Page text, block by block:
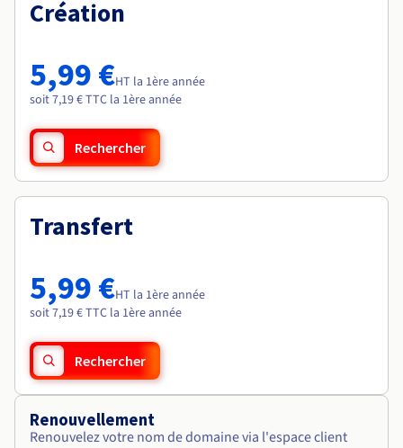
Tarifs
Roadmap & Changelog
Observabilité
Roadmap & Changelog
Roadmap & Changelog
Roadmap & Changelog
Roadmap & Changelog
Création
5,99 €HT la 1ère année
soit 7,19 € TTC la 1ère année
Rechercher
Transfert
5,99 €HT la 1ère année
soit 7,19 € TTC la 1ère année
Rechercher
Renouvellement
Renouvelez votre nom de domaine via l'espace client